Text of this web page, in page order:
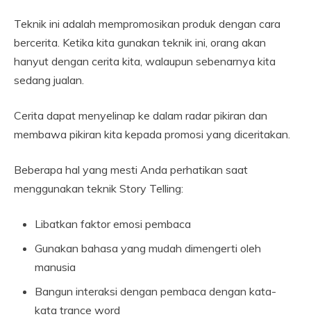
Teknik ini adalah mempromosikan produk dengan cara
bercerita. Ketika kita gunakan teknik ini, orang akan
hanyut dengan cerita kita, walaupun sebenarnya kita
sedang jualan.
Cerita dapat menyelinap ke dalam radar pikiran dan
membawa pikiran kita kepada promosi yang diceritakan.
Beberapa hal yang mesti Anda perhatikan saat
menggunakan teknik Story Telling:
Libatkan faktor emosi pembaca
Gunakan bahasa yang mudah dimengerti oleh
manusia
Bangun interaksi dengan pembaca dengan kata-
kata trance word